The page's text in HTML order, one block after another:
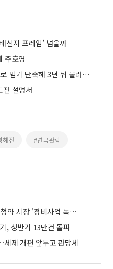
신자 프레임’ 넘을까
주호영
한동훈 "차기 대통령, 개헌으로 임기 단축해 3년 뒤 물러나야"
전 설명서
해전 #연극관람
"완성된 인프라에 몰린다"⋯청약 시장 '정비사업 독주' 42배 격차
, 상반기 13만건 돌파
제 개편 앞두고 관망세